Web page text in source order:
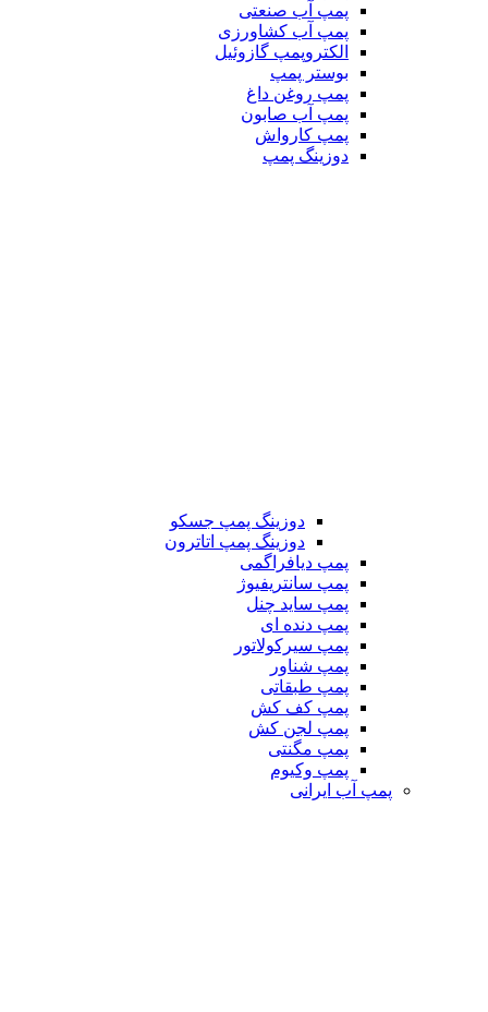
پمپ آب صنعتی
پمپ آب کشاورزی
الکتروپمپ گازوئیل
بوستر پمپ
پمپ روغن داغ
پمپ آب صابون
پمپ کارواش
دوزینگ پمپ
دوزینگ پمپ جسکو
دوزینگ پمپ اتاترون
پمپ دیافراگمی
پمپ سانتریفیوژ
پمپ ساید چنل
پمپ دنده ای
پمپ سیرکولاتور
پمپ شناور
پمپ طبقاتی
پمپ کف کش
پمپ لجن کش
پمپ مگنتی
پمپ وکیوم
پمپ آب ایرانی